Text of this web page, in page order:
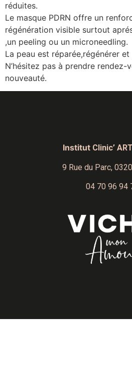
réduites.
Le masque PDRN offre un
régénération visible surtout
,un peeling ou un microneedling.
La peau est réparée,régénérer et
N’hésitez pas à prendre
nouveauté.
Institut Clinic’
9 Rue du Parc,
04 70 96 94